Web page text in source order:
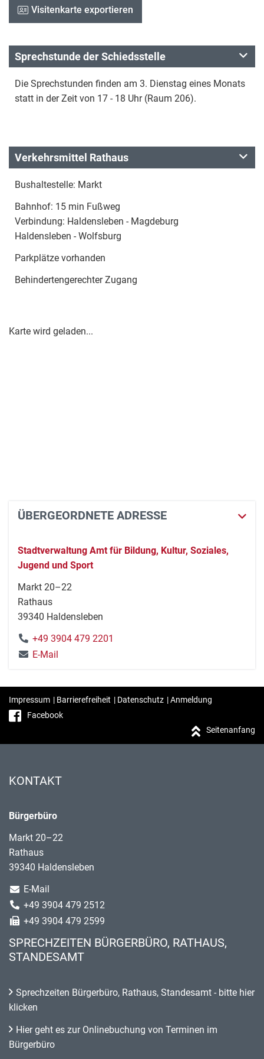
Visitenkarte exportieren
Sprechstunde der Schiedsstelle
Die Sprechstunden finden am 3. Dienstag eines Monats
statt in der Zeit von 17 - 18 Uhr (Raum 206).
Verkehrsmittel Rathaus
Bushaltestelle: Markt
Bahnhof: 15 min Fußweg
Verbindung: Haldensleben - Magdeburg
Haldensleben - Wolfsburg
Parkplätze vorhanden
Behindertengerechter Zugang
Karte wird geladen...
ÜBERGEORDNETE ADRESSE
Stadtverwaltung Amt für Bildung, Kultur, Soziales,
Jugend und Sport
Markt 20–22
Rathaus
39340 Haldensleben
+49 3904 479 2201
E-Mail
Impressum | Barrierefreiheit | Datenschutz |Anmeldung
Facebook
Seitenanfang
KONTAKT
Bürgerbüro
Markt 20–22
Rathaus
39340 Haldensleben
E-Mail
+49 3904 479 2512
+49 3904 479 2599
SPRECHZEITEN BÜRGERBÜRO, RATHAUS,
STANDESAMT
Sprechzeiten Bürgerbüro, Rathaus, Standesamt - bitte hier
klicken
Hier geht es zur Onlinebuchung von Terminen im
Bürgerbüro